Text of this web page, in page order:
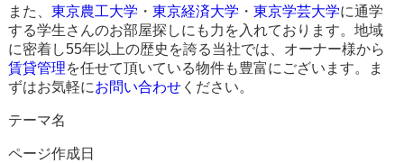
また、 東京農工大学 ・ 東京経済大学 ・ 東京学芸大学に通学
する学生さんのお部屋探しにも力を入れております。地域
に密着し55年以上の歴史を誇る当社では、オーナー様から
賃貸管理を任せて頂いている物件も豊富にございます。ま
ずはお気軽にお問い合わせください。
テーマ名
ページ作成日